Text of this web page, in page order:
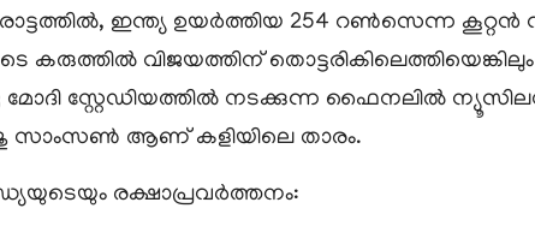
ഇന്ത്യ ഉയര്‍ത്തിയ 254 റണ്‍സെന്ന കൂറ്റന്‍
കരുത്തില്‍ വിജയത്തിന്
മോദി സ്റ്റേഡിയത്തില്‍ നടക്കുന്ന ഫൈനലില്‍
സാംസൺ ആണ് കളിയിലെ താരം.
രക്ഷാപ്രവർത്തനം: